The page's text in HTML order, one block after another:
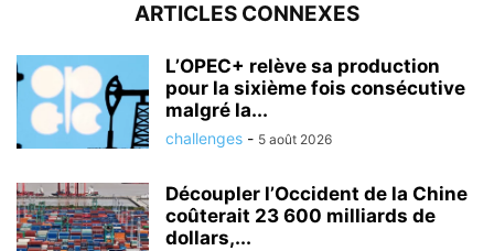
ARTICLES CONNEXES
L’OPEC+ relève sa production
pour la sixième fois consécutive
malgré la...
challenges - 5 août 2026
Découpler l’Occident de la Chine
coûterait 23 600 milliards de
dollars,...